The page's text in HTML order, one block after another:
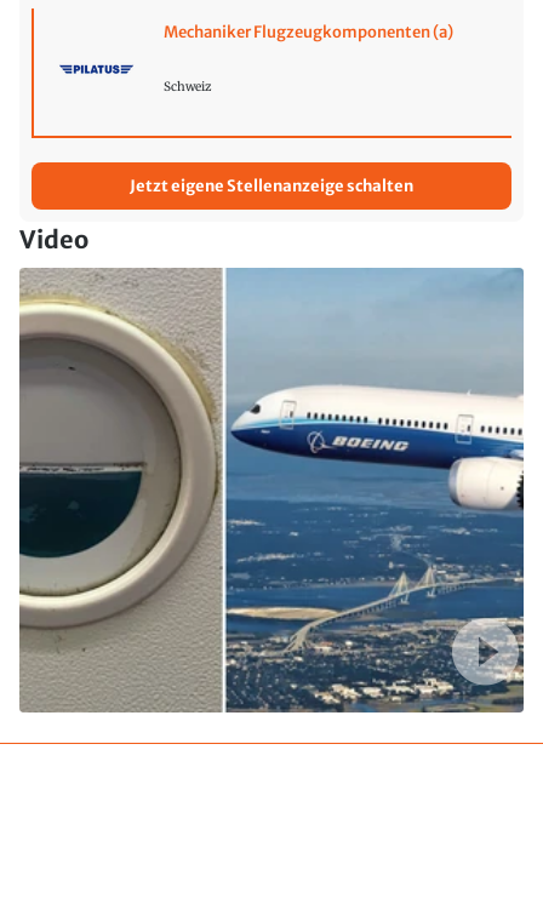
Mechaniker Flugzeugkomponenten (a)
Schweiz
Jetzt eigene Stellenanzeige schalten
Video